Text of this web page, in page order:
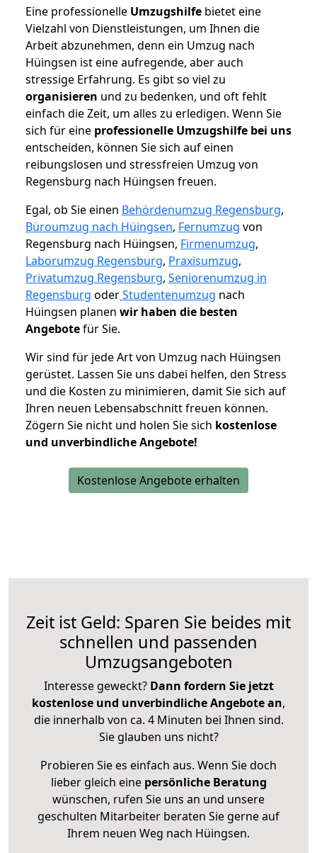
Eine professionelle Umzugshilfe bietet eine
Vielzahl von Dienstleistungen, um Ihnen die
Arbeit abzunehmen, denn ein Umzug nach
Hüingsen ist eine aufregende, aber auch
stressige Erfahrung. Es gibt so viel zu
organisieren und zu bedenken, und oft fehlt
einfach die Zeit, um alles zu erledigen. Wenn Sie
sich für eine professionelle Umzugshilfe bei uns
entscheiden, können Sie sich auf einen
reibungslosen und stressfreien Umzug von
Regensburg nach Hüingsen freuen.
Egal, ob Sie einen Behördenumzug Regensburg,
Büroumzug nach Hüingsen, Fernumzug von
Regensburg nach Hüingsen, Firmenumzug,
Laborumzug Regensburg, Praxisumzug,
Privatumzug Regensburg, Seniorenumzug in
Regensburg oderStudentenumzug nach
Hüingsen planen wir haben die besten
Angebotefür Sie.
Wir sind für jede Art von Umzug nach Hüingsen
gerüstet. Lassen Sie uns dabei helfen, den Stress
und die Kosten zu minimieren, damit Sie sich auf
Ihren neuen Lebensabschnitt freuen können.
Zögern Sie nicht und holen Sie sich kostenlose
und unverbindliche Angebote!
Kostenlose Angebote erhalten
Zeit ist Geld: Sparen Sie beides mit
schnellen und passenden
Umzugsangeboten
Interesse geweckt? Dann fordern Sie jetzt
kostenlose und unverbindliche Angebote an,
die innerhalb von ca. 4 Minuten bei Ihnen sind.
Sie glauben uns nicht?
Probieren Sie es einfach aus. Wenn Sie doch
lieber gleich eine persönliche Beratung
wünschen, rufen Sie uns an und unsere
geschulten Mitarbeiter beraten Sie gerne auf
Ihrem neuen Weg nach Hüingsen.